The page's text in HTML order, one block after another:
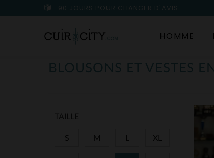
90 JOURS POUR CHANGER D'AVIS
HOMME
BLOUSONS ET VESTES
TAILLE
S M XL